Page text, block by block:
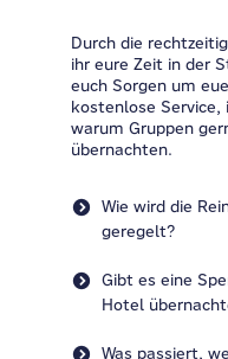
Durch die
ihr eure Zeit in der
euch Sorgen um
kostenlose Service,
warum Gruppen
übernachten.
Wie wird die
geregelt?
Gibt es eine
Hotel
Was passiert,